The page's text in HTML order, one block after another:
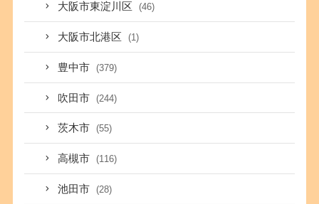
大阪市東淀川区 (46)
大阪市北港区 (1)
豊中市 (379)
吹田市 (244)
茨木市 (55)
高槻市 (116)
池田市 (28)